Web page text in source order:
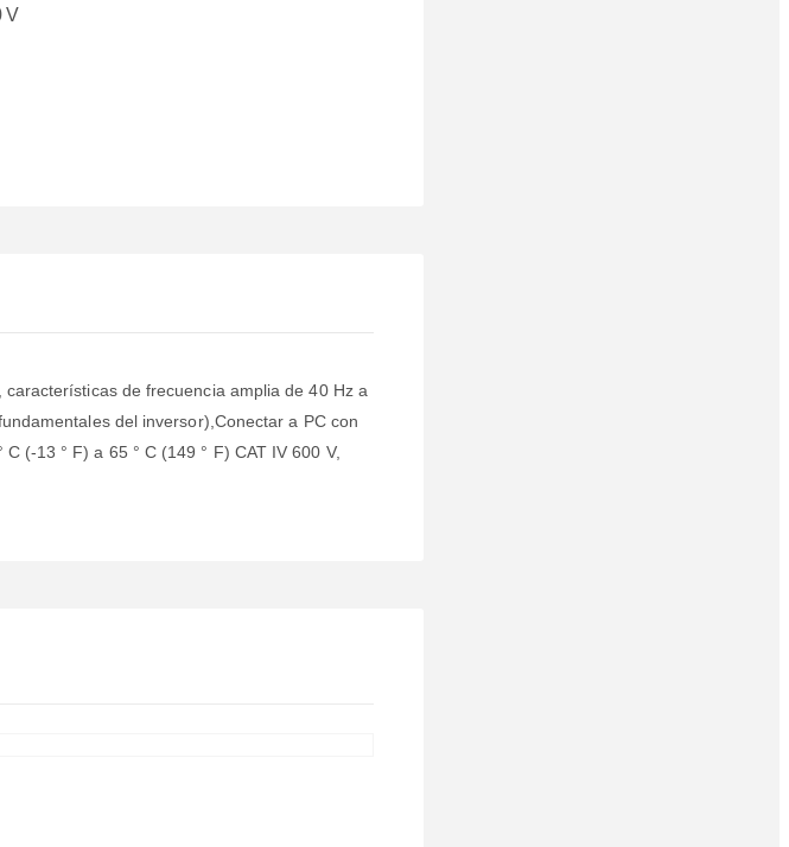
V
de frecuencia amplia de 40 Hz a
del inversor),Conectar a PC con
(-13 ° F) a 65 ° C (149 ° F) CAT IV 600 V,